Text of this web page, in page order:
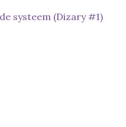
systeem (Dizary #1)